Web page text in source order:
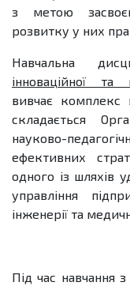
з метою
розвитку у них
Навчальна
інноваційної та
вивчає комплекс
складається
науково-
ефективних
одного із шляхів
управління
інженерії та
Під час навчання